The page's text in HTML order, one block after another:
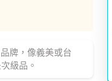
牌，像義美或台
級品。